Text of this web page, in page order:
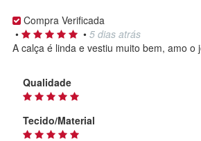
Compra Verificada
•
• 5 dias atrás
A calça é linda e vestiu muito bem, amo o
Qualidade
Tecido/Material